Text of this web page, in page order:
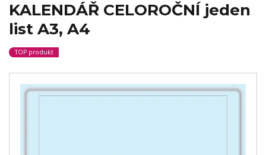
KALENDÁŘ CELOROČNÍ jeden
list A3, A4
TOP produkt